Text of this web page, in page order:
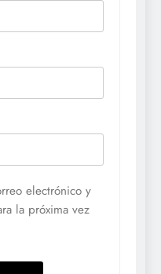
electrónico y
la próxima vez